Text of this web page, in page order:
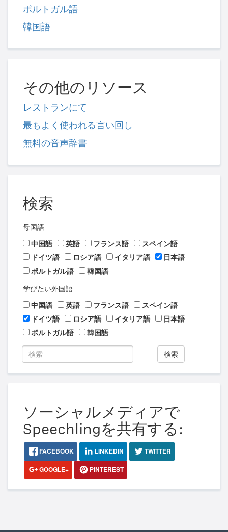
ポルトガル語
韓国語
その他のリソース
レストランにて
最もよく使われる言い回し
無料の音声辞書
検索
母国語
中国語
英語 フランス語
スペイン語
ドイツ語
ロシア語 イタリア語
日本語
ポルトガル語
韓国語
学びたい外国語
中国語
英語 フランス語
スペイン語
ドイツ語
ロシア語 イタリア語
日本語
ポルトガル語
韓国語
検索
ソーシャルメディアで
Speechlingを共有する:
FACEBOOK LINKEDIN
TWITTER
GOOGLE+
PINTEREST